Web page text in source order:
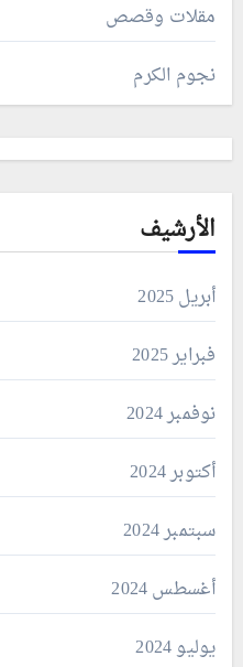
مقلات وقصص
نجوم الكرم
الأرشيف
أبريل 2025
فبراير 2025
نوفمبر 2024
أكتوبر 2024
سبتمبر 2024
أغسطس 2024
يوليو 2024